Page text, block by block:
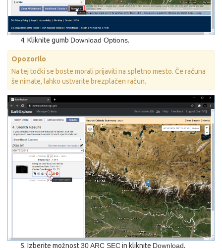
Kliknite gumb Download Options.
Opozorilo
Na tej točki se boste morali prijaviti na spletno mesto. Če računa
še nimate, lahko ustvarite brezplačen račun.
Izberite možnost30 ARC SECin kliknite Download.